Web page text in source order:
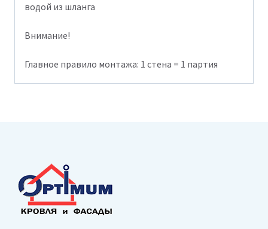
водой из шланга
Внимание!
Главное правило монтажа: 1 стена = 1 партия